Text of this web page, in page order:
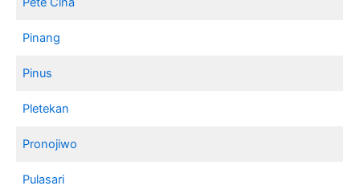
Pinang
Pinus
Pletekan
Pronojiwo
Pulasari